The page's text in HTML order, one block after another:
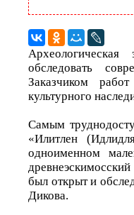
обследовать
Заказчиком
культурного
Самым
«Илитлен
одноименном
был открыт и
Дикова.